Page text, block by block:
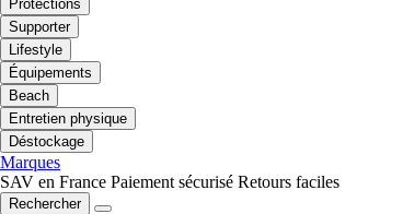
Protections
Supporter
Lifestyle
Équipements
Beach
Entretien physique
Déstockage
Marques
SAV en France Paiement sécurisé Retours faciles
Rechercher